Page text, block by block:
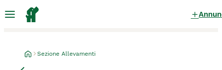
Sezione Allevamenti